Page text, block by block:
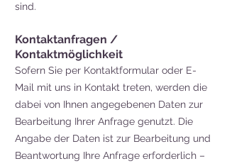
sind.
Kontaktanfragen /
Kontaktmöglichkeit
Sofern Sie per Kontaktformular oder E-
Mail mit uns in Kontakt treten, werden die
dabei von Ihnen angegebenen Daten zur
Bearbeitung Ihrer Anfrage genutzt. Die
Angabe der Daten ist zur Bearbeitung und
Beantwortung Ihre Anfrage erforderlich –